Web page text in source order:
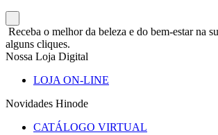
Receba o melhor da beleza e do bem-estar na
alguns cliques.
Nossa Loja Digital
LOJA ON-LINE
Novidades Hinode
CATÁLOGO VIRTUAL